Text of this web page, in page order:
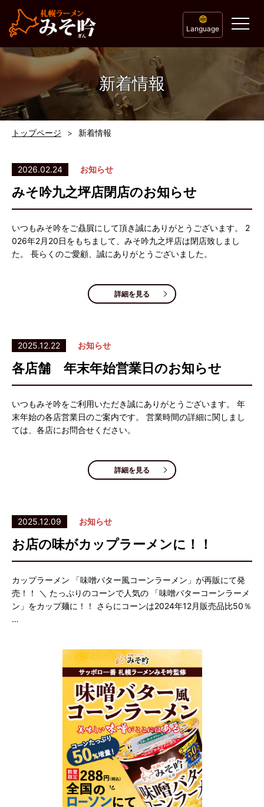
Language
新着情報
トップページ 新着情報
2026.02.24 お知らせ
みそ吟九之坪店閉店のお知らせ
いつもみそ吟をご贔屓にして頂き誠にありがとうございます。 2
026年2月20日をもちまして、みそ吟九之坪店は閉店致しまし
た。 長らくのご愛顧、誠にありがとうございました。
詳細を見る
2025.12.22 お知らせ
各店舗 年末年始営業日のお知らせ
いつもみそ吟をご利用いただき誠にありがとうございます。 年
末年始の各店営業日のご案内です。 営業時間の詳細に関しまし
ては、各店にお問合せください。
詳細を見る
2025.12.09 お知らせ
お店の味がカップラーメンに！！
カップラーメン 「味噌バター風コーンラーメン」が再販にて発
売！！ ＼ たっぷりのコーンで人気の 「味噌バターコーンラーメ
ン」をカップ麺に！！ さらにコーンは2024年12月販売品比50％
…